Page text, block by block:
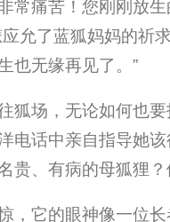
常痛苦！您刚刚放
允了蓝狐妈妈的祈
也无缘再见了。”
狐场，无论如何也
电话中亲自指导她
贵、有病的母狐狸
，它的眼神像一位